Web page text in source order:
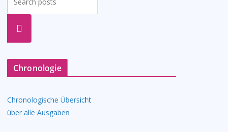
n
Chronologie
Chronologische Übersicht
über alle Ausgaben